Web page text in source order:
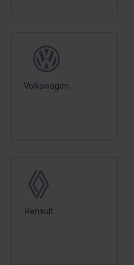
Volkswagen
Renault